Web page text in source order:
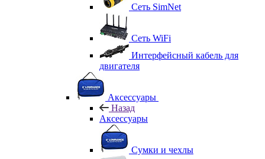
Сеть SimNet
Сеть WiFi
Интерфейсный кабель для
двигателя
Аксессуары
Назад
Аксессуары
Сумки и чехлы